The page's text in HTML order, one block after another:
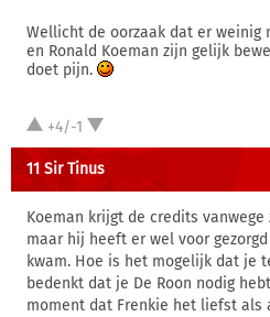
Wellicht de oorzaak dat er
en Ronald Koeman zijn gelijk
doet pijn.
+4/-1
11 Sir Tinus
Koeman krijgt de credits
maar hij heeft er wel voor
kwam. Hoe is het mogelijk dat je
bedenkt dat je De Roon nodig
moment dat Frenkie het liefst als